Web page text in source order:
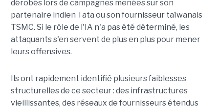
dérobés lors de campagnes menées sur son
partenaire indien Tata ou son fournisseur taïwanais
TSMC. Si le rôle de l'IA n'a pas été déterminé, les
attaquants s'en servent de plus en plus pour mener
leurs offensives.
Ils ont rapidement identifié plusieurs faiblesses
structurelles de ce secteur : des infrastructures
vieillissantes, des réseaux de fournisseurs étendus